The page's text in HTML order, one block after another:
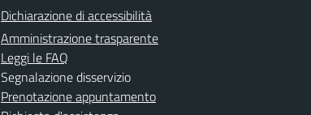
Dichiarazione di accessibilità
Amministrazione trasparente
Leggi le FAQ
Segnalazione disservizio
Prenotazione appuntamento